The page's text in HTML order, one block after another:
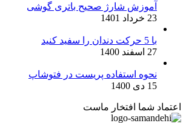
آموزش شارژ صحیح باتری گوشی
23 خرداد 1401
با 5 حرکت دندان را سفید کنید
27 اسفند 1400
نحوه استفاده پریست در فتوشاپ
15 دی 1400
اعتماد شما افتخار ماست